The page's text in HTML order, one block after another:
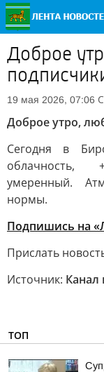
Доброе
19 мая 2026, 07:06
Доброе утро,
Сегодня в
облачность,
умеренный.
нормы.
Подпишись на
Прислать
Источник:
ТОП